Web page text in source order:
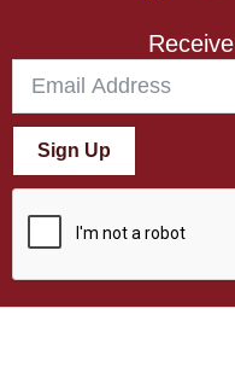
Sign Up